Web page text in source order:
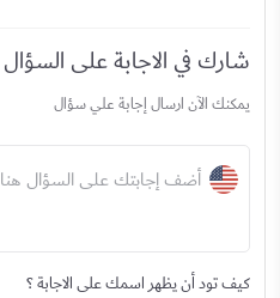
شارك في الاجابة على السؤال
يمكنك الآن ارسال إجابة علي سؤال
أضف إجابتك على السؤال هنا
كيف تود أن يظهر اسمك على الاجابة ؟